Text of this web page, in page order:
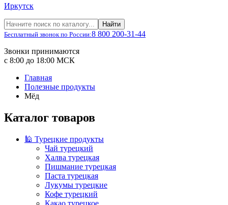
Иркутск
Найти
Бесплатный звонок по России:8 800 200-31-44
Звонки принимаются
с 8:00 до 18:00 МСК
Главная
Полезные продукты
Мёд
Каталог товаров
🕌 Турецкие продукты
Чай турецкий
Халва турецкая
Пишмание турецкая
Паста турецкая
Лукумы турецкие
Кофе турецкий
Какао турецкое